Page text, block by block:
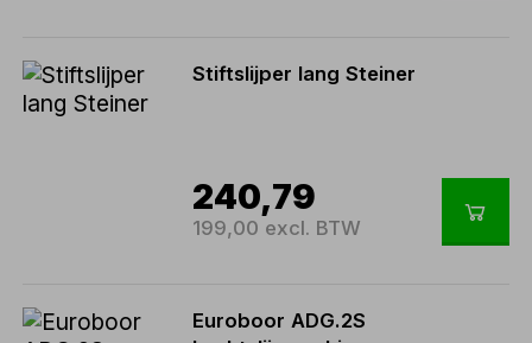
Stiftslijper lang Steiner
240,79
199,00 excl. BTW
Euroboor ADG.2S